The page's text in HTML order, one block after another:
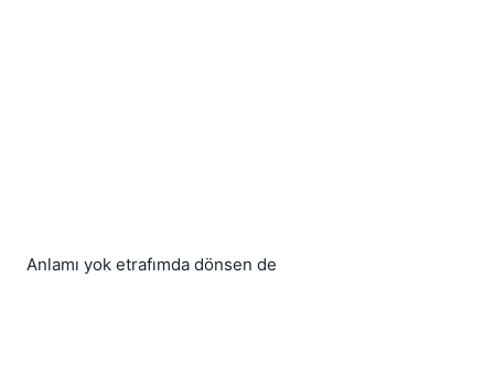
Anlamı yok etrafımda dönsen de